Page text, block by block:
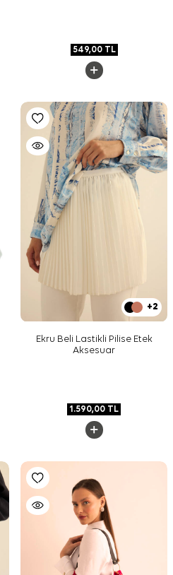
549,00TL
+2
Ekru Beli Lastikli Pilise Etek
Aksesuar
1.590,00 TL